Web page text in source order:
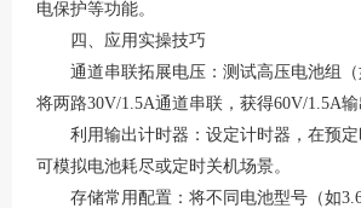
电保护等功能。
四、应用实操技巧
通道串联拓展电压：测试高压电池组（
将两路30V/1.5A通道串联，获得60V/1.5A输
利用输出计时器：设定计时器，在预定
可模拟电池耗尽或定时关机场景。
存储常用配置：将不同电池型号（如